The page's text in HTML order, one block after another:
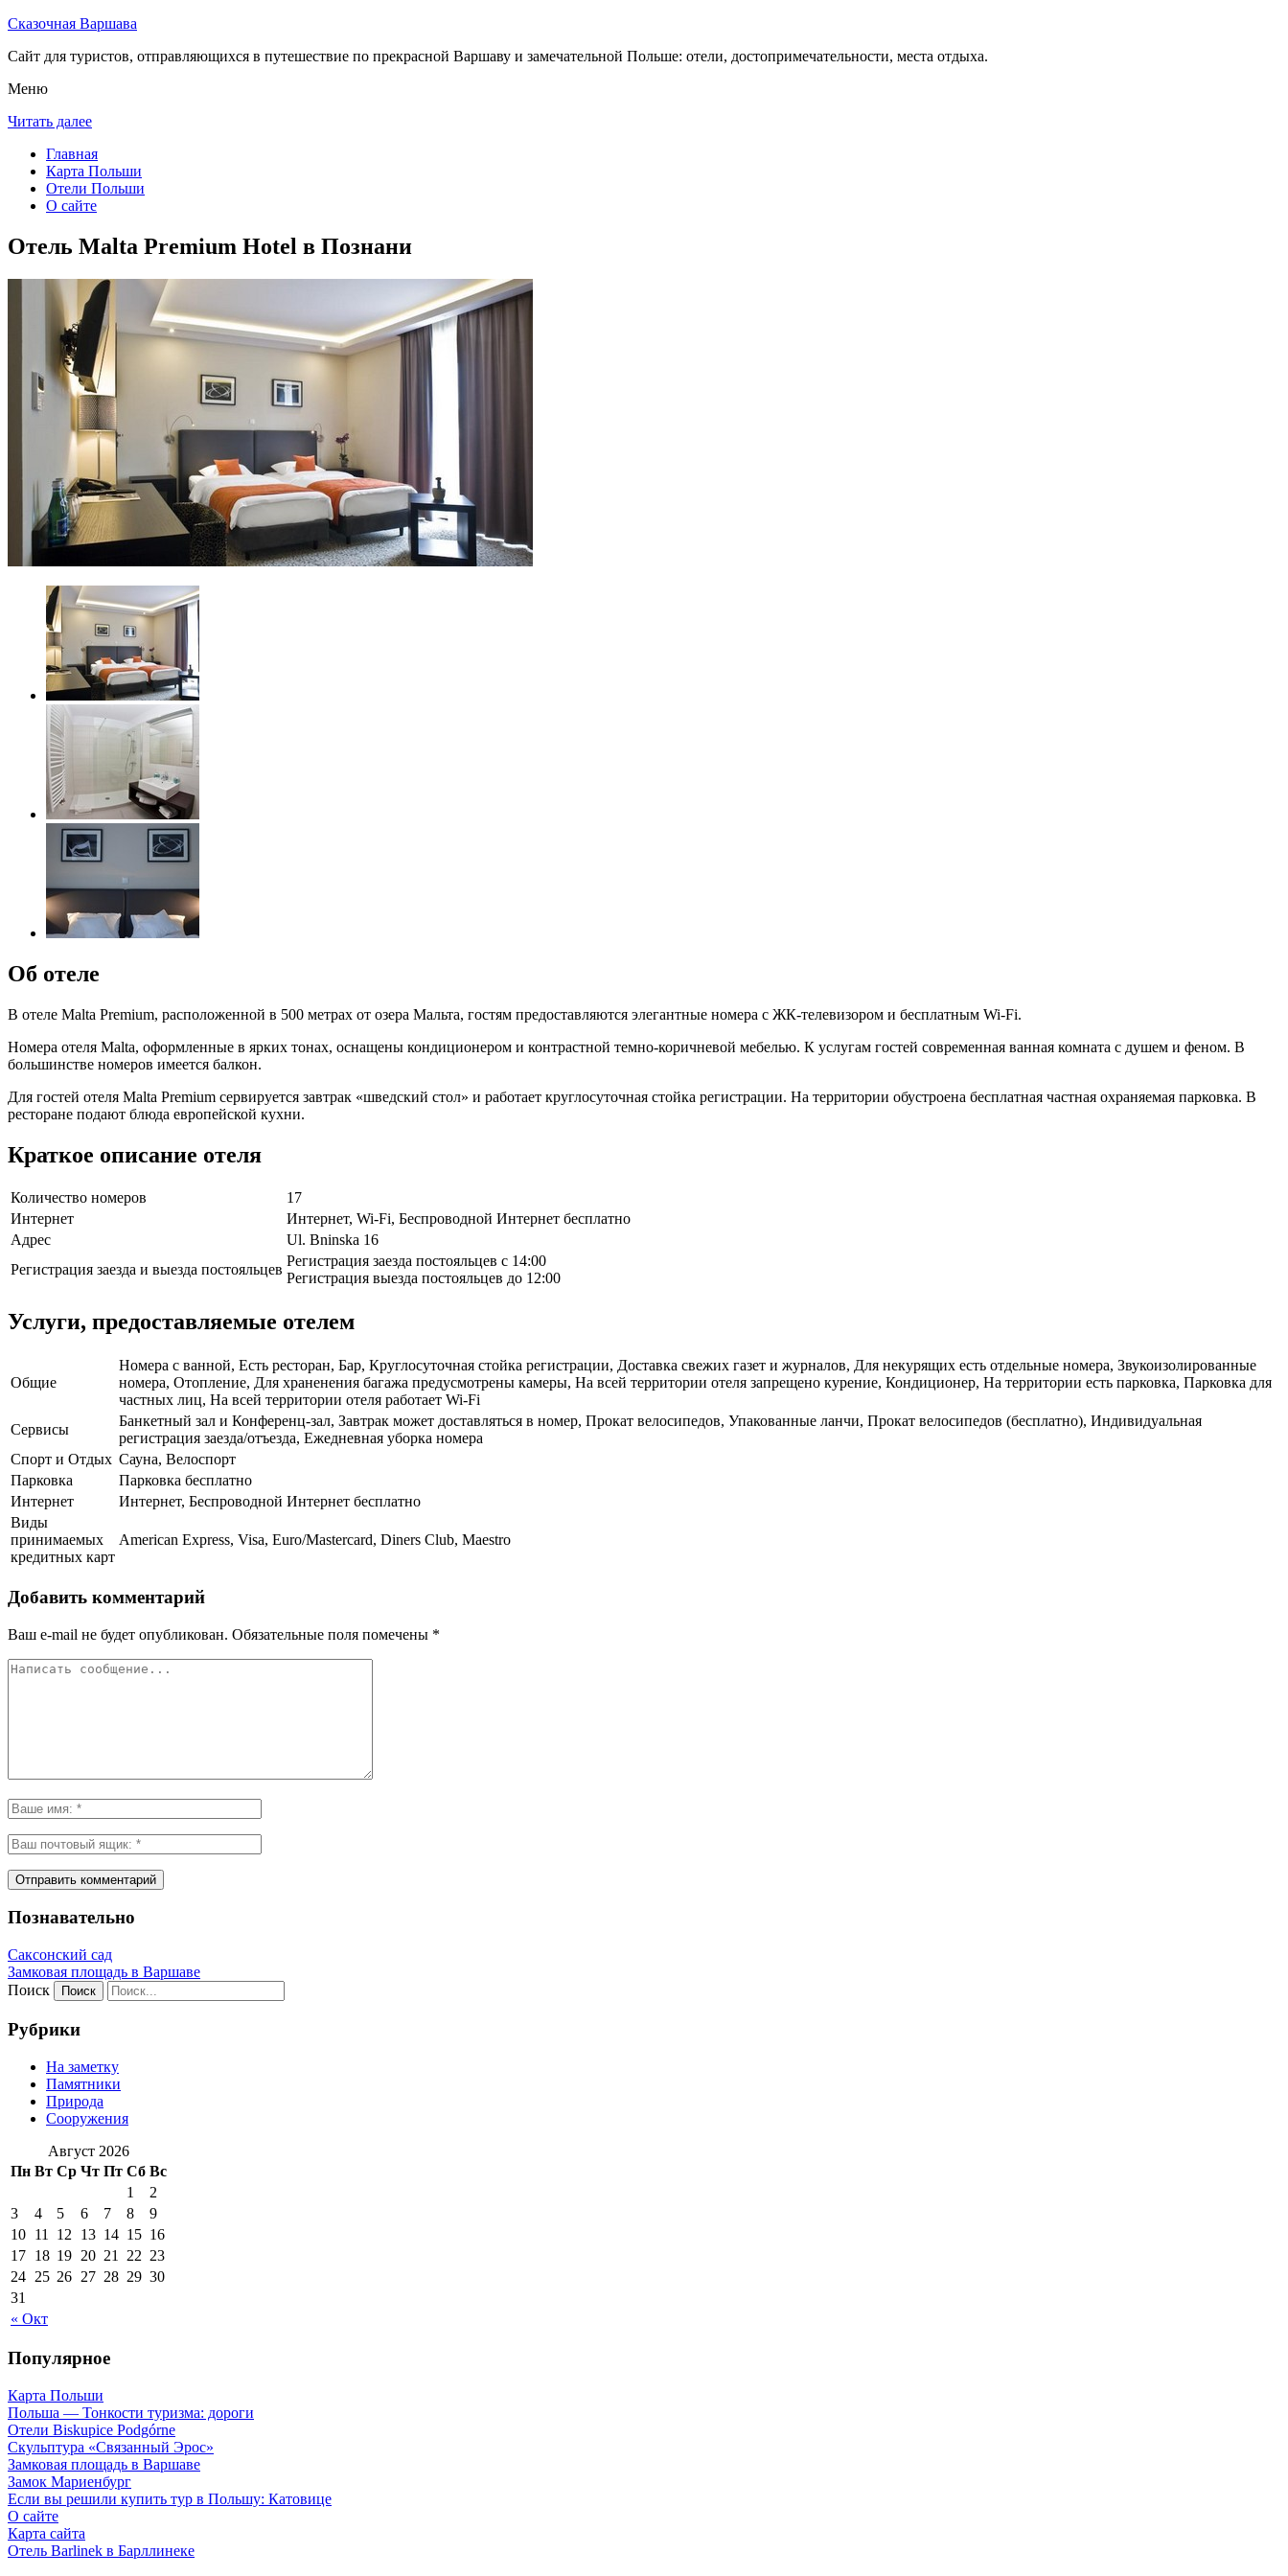
Сказочная Варшава
Сайт для туристов, отправляющихся в путешествие по прекрасной Варшаву и замечательной Польше: отели, достопримечательности, места отдыха.
Меню
Читать далее
Главная
Карта Польши
Отели Польши
О сайте
Отель Malta Premium Hotel в Познани
Об отеле
В отеле Malta Premium, расположенной в 500 метрах от озера Мальта, гостям предоставляются элегантные номера с ЖК-телевизором и бесплатным Wi-Fi.
Номера отеля Malta, оформленные в ярких тонах, оснащены кондиционером и контрастной темно-коричневой мебелью. К услугам гостей современная ванная комната с душем и феном. В
большинстве номеров имеется балкон.
Для гостей отеля Malta Premium сервируется завтрак «шведский стол» и работает круглосуточная стойка регистрации. На территории обустроена бесплатная частная охраняемая парковка. В
ресторане подают блюда европейской кухни.
Краткое описание отеля
Количество номеров
17
Интернет
Интернет, Wi-Fi, Беспроводной Интернет бесплатно
Адрес
Ul. Bninska 16
Регистрация заезда и выезда постояльцев
Регистрация заезда постояльцев с 14:00
Регистрация выезда постояльцев до 12:00
Услуги, предоставляемые отелем
Общие
Номера с ванной, Есть ресторан, Бар, Круглосуточная стойка регистрации, Доставка свежих газет и журналов, Для некурящих есть отдельные номера, Звукоизолированные
номера, Отопление, Для храненения багажа предусмотрены камеры, На всей территории отеля запрещено курение, Кондиционер, На территории есть парковка, Парковка для
частных лиц, На всей территории отеля работает Wi-Fi
Сервисы
Банкетный зал и Конференц-зал, Завтрак может доставляться в номер, Прокат велосипедов, Упакованные ланчи, Прокат велосипедов (бесплатно), Индивидуальная
регистрация заезда/отъезда, Ежедневная уборка номера
Спорт и Отдых Сауна, Велоспорт
Парковка
Парковка бесплатно
Интернет
Интернет, Беспроводной Интернет бесплатно
Виды
принимаемых
кредитных карт
American Express, Visa, Euro/Mastercard, Diners Club, Maestro
Добавить комментарий
Ваш e-mail не будет опубликован. Обязательные поля помечены *
Познавательно
Саксонский сад
Замковая площадь в Варшаве
Поиск
Рубрики
На заметку
Памятники
Природа
Сооружения
Август 2026
Пн Вт Ср Чт Пт Сб Вс
« Окт
1
2
3
4 5 6 7 8
9
10 11 12 13 14 15 16
17 18 19 20 21 22 23
24 25 26 27 28 29 30
31
Популярное
Карта Польши
Польша — Тонкости туризма: дороги
Отели Biskupice Podgórne
Скульптура «Связанный Эрос»
Замковая площадь в Варшаве
Замок Мариенбург
Если вы решили купить тур в Польшу: Катовице
О сайте
Карта сайта
Отель Barlinek в Барллинеке